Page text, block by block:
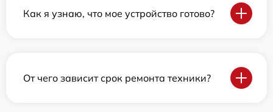
Как я узнаю, что мое устройство готово?
От чего зависит срок ремонта техники?